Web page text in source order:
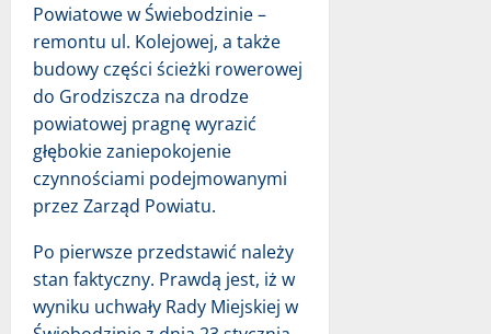
Powiatowe w Świebodzinie –
remontu ul. Kolejowej, a także
budowy części ścieżki rowerowej
do Grodziszcza na drodze
powiatowej pragnę wyrazić
głębokie zaniepokojenie
czynnościami podejmowanymi
przez Zarząd Powiatu.
Po pierwsze przedstawić należy
stan faktyczny. Prawdą jest, iż w
wyniku uchwały Rady Miejskiej w